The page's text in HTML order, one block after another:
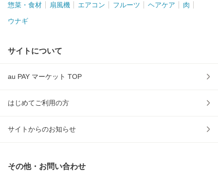
惣菜・食材 扇風機 エアコン フルーツ ヘアケア 肉
ウナギ
サイトについて
au PAY マーケット TOP
はじめてご利用の方
サイトからのお知らせ
その他・お問い合わせ